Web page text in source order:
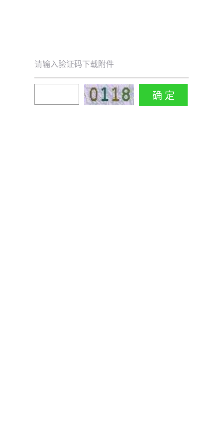
请输入验证码下载附件